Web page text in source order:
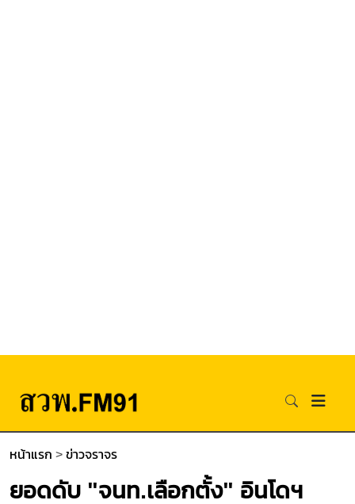
หน้าแรก > ข่าวจราจร
ยอดดับ "จนท.เลือกตั้ง" อินโดฯ